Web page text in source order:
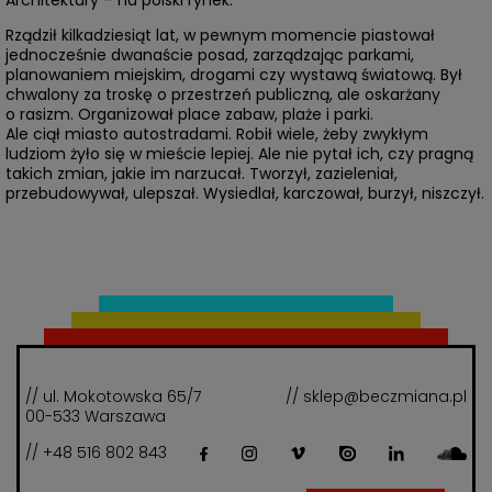
Rządził kilkadziesiąt lat, w pewnym momencie piastował
jednocześnie dwanaście posad, zarządzając parkami,
planowaniem miejskim, drogami czy wystawą światową. Był
chwalony za troskę o przestrzeń publiczną, ale oskarżany
o rasizm. Organizował place zabaw, plaże i parki.
Ale ciął miasto autostradami. Robił wiele, żeby zwykłym
ludziom żyło się w mieście lepiej. Ale nie pytał ich, czy pragną
takich zmian, jakie im narzucał. Tworzył, zazieleniał,
przebudowywał, ulepszał. Wysiedlał, karczował, burzył, niszczył.
// ul. Mokotowska 65/7
00-533 Warszawa
// sklep@beczmiana.pl
// +48 516 802 843